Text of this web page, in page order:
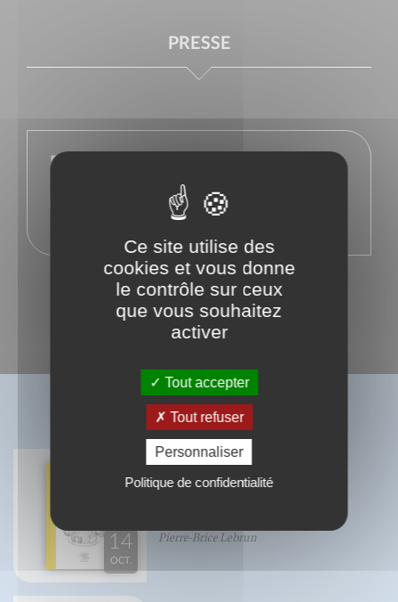
PRESSE
En savoir plus sur l'auteur
BIBLIOGRAPHIE
14
OCT.
Pierre-Brice Lebrun
Ce site utilise des
cookies et vous donne
le contrôle sur ceux
que vous souhaitez
activer
Tout accepter
Tout refuser
Personnaliser
Politique de confidentialité